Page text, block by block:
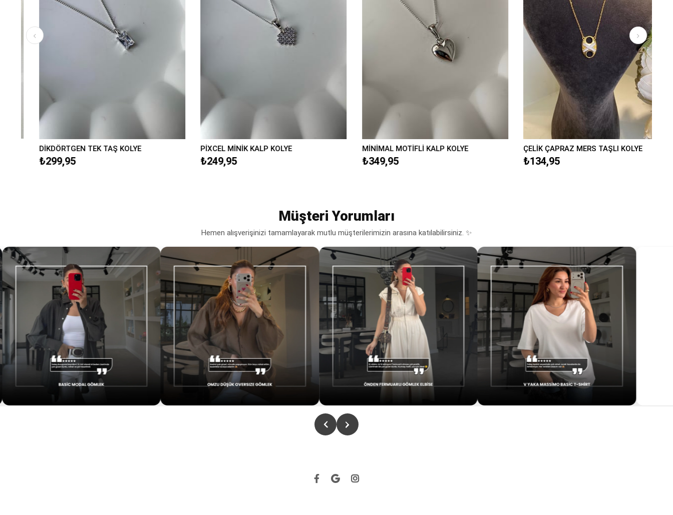
DİKDÖRTGEN TEK TAŞ KOLYE
₺299,95
PİXCEL MİNİK KALP KOLYE
₺249,95
MİNİMAL MOTİFLİ KALP KOLYE
₺349,95
ÇELİK ÇAPRAZ MERS TAŞLI KOLYE
₺134,95
Müşteri Yorumları
Hemen alışverişinizi tamamlayarak mutlu müşterilerimizin arasına katılabilirsiniz. ✨